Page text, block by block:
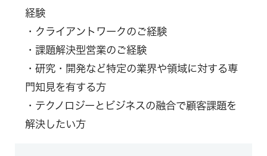
経験
・クライアントワークのご経験
・課題解決型営業のご経験
・研究・開発など特定の業界や領域に対する専
門知見を有する方
・テクノロジーとビジネスの融合で顧客課題を
解決したい方